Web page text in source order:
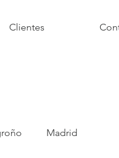
Clientes
Madrid